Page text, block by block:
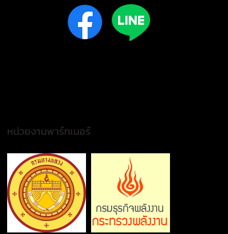
หน่วยงานพาร์ทเนอร์